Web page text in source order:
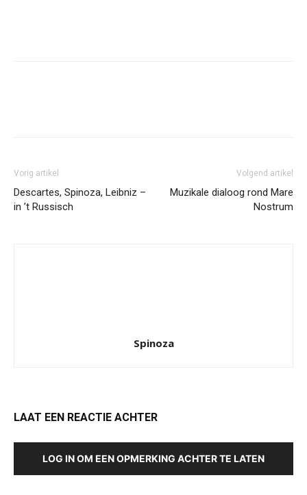
Vorig artikel
Descartes, Spinoza, Leibniz –
in ’t Russisch
Volgend artikel
Muzikale dialoog rond Mare
Nostrum
Spinoza
LAAT EEN REACTIE ACHTER
LOG IN OM EEN OPMERKING ACHTER TE LATEN